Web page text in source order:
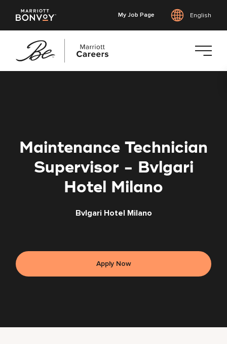
My Job Page English
Maintenance Technician
Supervisor - Bvlgari
Hotel Milano
Bvlgari Hotel Milano
Apply Now